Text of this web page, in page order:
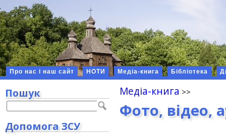
Про нас і наш сайт НОТИ Медіа-книга Бібліотека
Медіа-книга
Фото, відео,
Пошук
Допомога ЗСУ